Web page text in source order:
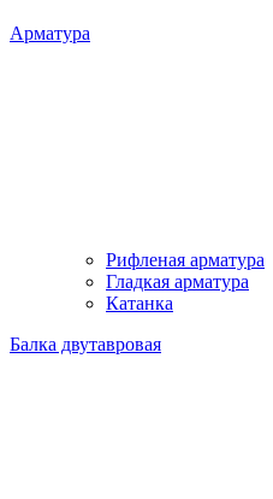
Арматура
Рифленая арматура
Гладкая арматура
Катанка
Балка двутавровая